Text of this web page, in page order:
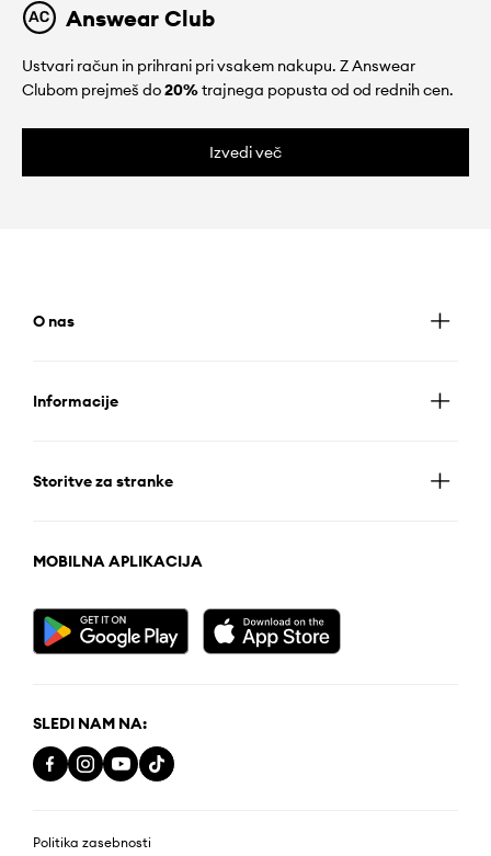
Answear Club
Ustvari račun in prihrani pri vsakem nakupu. Z Answear
Clubom prejmeš do20%trajnega popusta od od rednih cen.
Izvedi več
O nas
Informacije
Storitve za stranke
MOBILNA APLIKACIJA
SLEDI NAM NA:
Politika zasebnosti